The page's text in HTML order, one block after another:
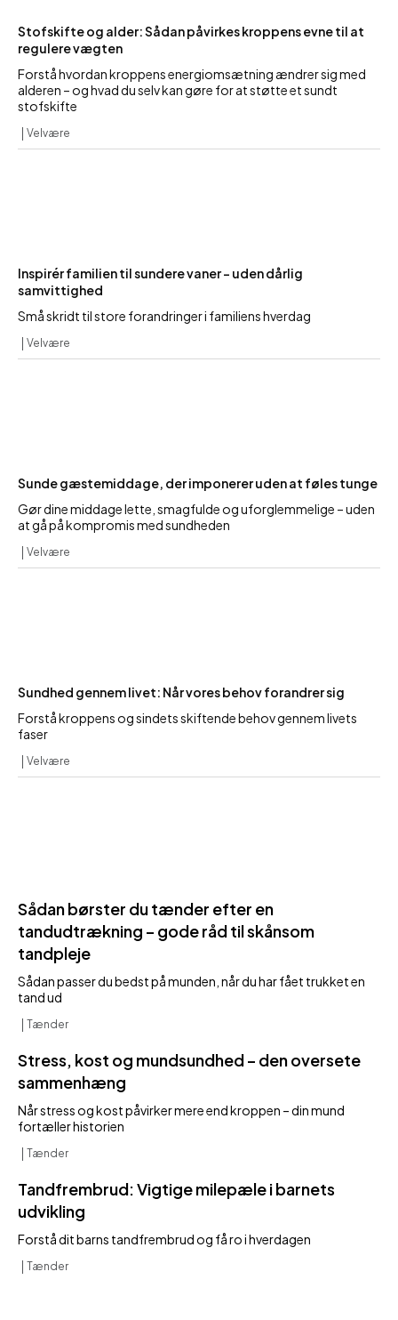
Stofskifte og alder: Sådan påvirkes kroppens evne til at
regulere vægten
Forstå hvordan kroppens energiomsætning ændrer sig med
alderen – og hvad du selv kan gøre for at støtte et sundt
stofskifte
Velvære
Inspirér familien til sundere vaner – uden dårlig
samvittighed
Små skridt til store forandringer i familiens hverdag
Velvære
Sunde gæstemiddage, der imponerer uden at føles tunge
Gør dine middage lette, smagfulde og uforglemmelige – uden
at gå på kompromis med sundheden
Velvære
Sundhed gennem livet: Når vores behov forandrer sig
Forstå kroppens og sindets skiftende behov gennem livets
faser
Velvære
Sådan børster du tænder efter en
tandudtrækning – gode råd til skånsom
tandpleje
Sådan passer du bedst på munden, når du har fået trukket en
tand ud
Tænder
Stress, kost og mundsundhed – den oversete
sammenhæng
Når stress og kost påvirker mere end kroppen – din mund
fortæller historien
Tænder
Tandfrembrud: Vigtige milepæle i barnets
udvikling
Forstå dit barns tandfrembrud og få ro i hverdagen
Tænder